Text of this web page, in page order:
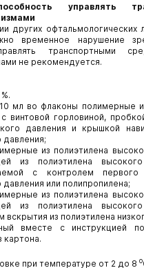
управлять
других офтальмологических
временное нарушение
транспортными
не рекомендуется.
мл во флаконы полимерные
винтовой горловиной,
давления и крышкой
давления;
из полиэтилена
из полиэтилена
с контролем первого
давления или полипропилена;
из полиэтилена
из полиэтилена
вскрытия из полиэтилена
вместе с инструкцией
картона.
при температуре от 2 до 8 о